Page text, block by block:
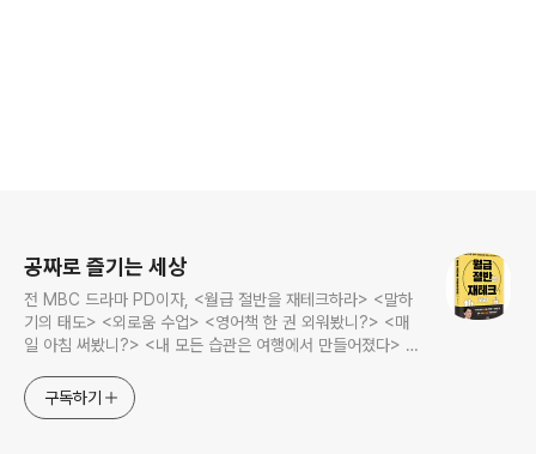
공짜로 즐기는 세상
전 MBC 드라마 PD이자, <월급 절반을 재테크하라> <말하
기의 태도> <외로움 수업> <영어책 한 권 외워봤니?> <매
일 아침 써봤니?> <내 모든 습관은 여행에서 만들어졌다> <
로그입니다.
구독하기